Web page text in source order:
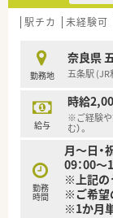
駅チカ 未経験可
勤務地
奈良県
五条駅 (JR
給与
時給
※ご経験や
む）。
勤務
時間
月～日・
09：00～
※上記の
※ご希望
※1か月